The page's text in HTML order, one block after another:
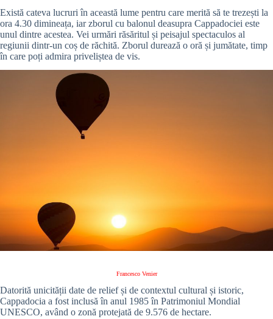
Există cateva lucruri în această lume pentru care merită să te trezești la
ora 4.30 dimineața, iar zborul cu balonul deasupra Cappadociei este
unul dintre acestea. Vei urmări răsăritul și peisajul spectaculos al
regiunii dintr-un coș de răchită. Zborul durează o oră și jumătate, timp
în care poți admira priveliștea de vis.
Francesco Venier
Datorită unicității date de relief și de contextul cultural și istoric,
Cappadocia a fost inclusă în anul 1985 în Patrimoniul Mondial
UNESCO, având o zonă protejată de 9.576 de hectare.